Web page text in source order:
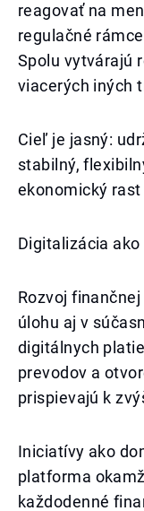
reagovať na
regulačné
Spolu vytvárajú
viacerých iných
Cieľ je jasný:
stabilný,
ekonomický
Digitalizácia
Rozvoj
úlohu aj v
digitálnych
prevodov a
prispievajú k
Iniciatívy ako
platforma
každodenné